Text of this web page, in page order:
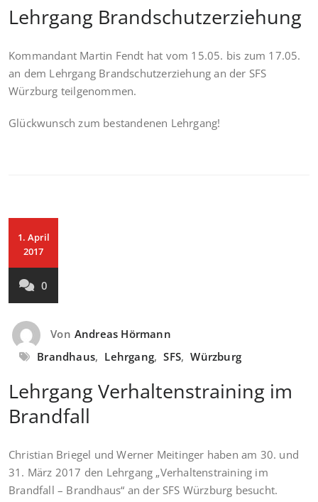
Lehrgang Brandschutzerziehung
Kommandant Martin Fendt hat vom 15.05. bis zum 17.05.
an dem Lehrgang Brandschutzerziehung an der SFS
Würzburg teilgenommen.
Glückwunsch zum bestandenen Lehrgang!
1. April
2017
0
Von Andreas Hörmann
Brandhaus, Lehrgang, SFS, Würzburg
Lehrgang Verhaltenstraining im
Brandfall
Christian Briegel und Werner Meitinger haben am 30. und
31. März 2017 den Lehrgang „Verhaltenstraining im
Brandfall – Brandhaus“ an der SFS Würzburg besucht.